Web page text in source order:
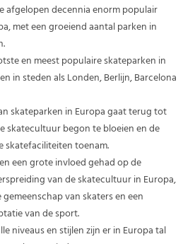
afgelopen decennia enorm populair
met een groeiend aantal parken in
en meest populaire skateparken in
in steden als Londen, Berlijn, Barcelona
skateparken in Europa gaat terug tot
skatecultuur begon te bloeien en de
skatefaciliteiten toenam.
een grote invloed gehad op de
van de skatecultuur in Europa,
van skaters en een
van de sport.
niveaus en stijlen zijn er in Europa tal